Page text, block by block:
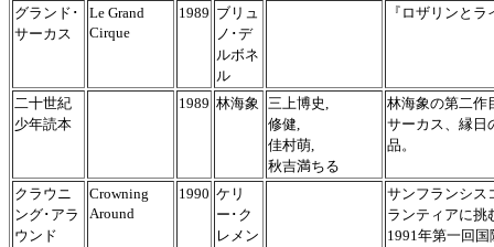
グランド･
サーカス
Le Grand
Cirque
1989 ブリュ
ノ･デ
ルボネ
ル
『ロザリンと
二十世紀
少年読本
1989 林海象 三上博史,
修健,
佳村萌,
秋吉満ちる
林海象の第二作
サーカス、縁日
品。
クラウニ
ング･アラ
ウンド
Crowning
Around
1990 ケリ
ー･ク
レメン
サンフランシス
ランティアに挑
1991年第一回